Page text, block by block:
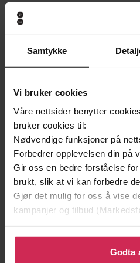
Samtykke
Vi bruker cookies
Våre nettsider benytter
bruker cookies til:
Nødvendige funksjoner på
Forbedrer opplevelsen din på
Gir oss en bedre forståelse
brukt, slik at vi kan forbedre
Gjør det mulig for oss å vise
kampanjer og tilbud
Klikk på «Godta alle» for å gi
bruke cookies for alle disse
Godta
Andre har også kjøpt
Premium
299,-